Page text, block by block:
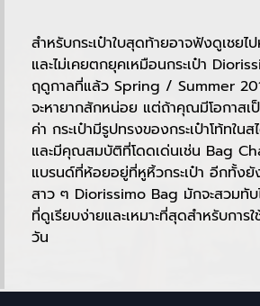
สำหรับกระเป๋าใบสุดท้ายอาจฟังดูเชย
และไม่เคยตกยุคเหมือนกระเป๋า
ฤดูกาลที่แล้ว Spring / Summer
จะหายากสักหน่อย แต่ถ้าคุณมีโอกาสเ
ค่า กระเป๋ามีรูปทรงของกระเป๋าโท้ทใน
และมีคุณสมบัติที่โดดเด่นเช่น Bag
แบรนด์ที่ห้อยอยู่ที่หูหิ้วกระเป๋า อีกทั้งยั
สาว ๆ Diorissimo Bag มักจะสวมทับไ
ที่ดูเรียบง่ายและเหมาะที่สุดสำหรับการใ
วัน